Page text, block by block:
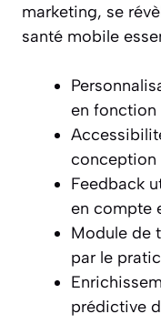
marketing, se
santé mobile
en fonction
conception
Feedback
en compte
Module de
par le
prédictive